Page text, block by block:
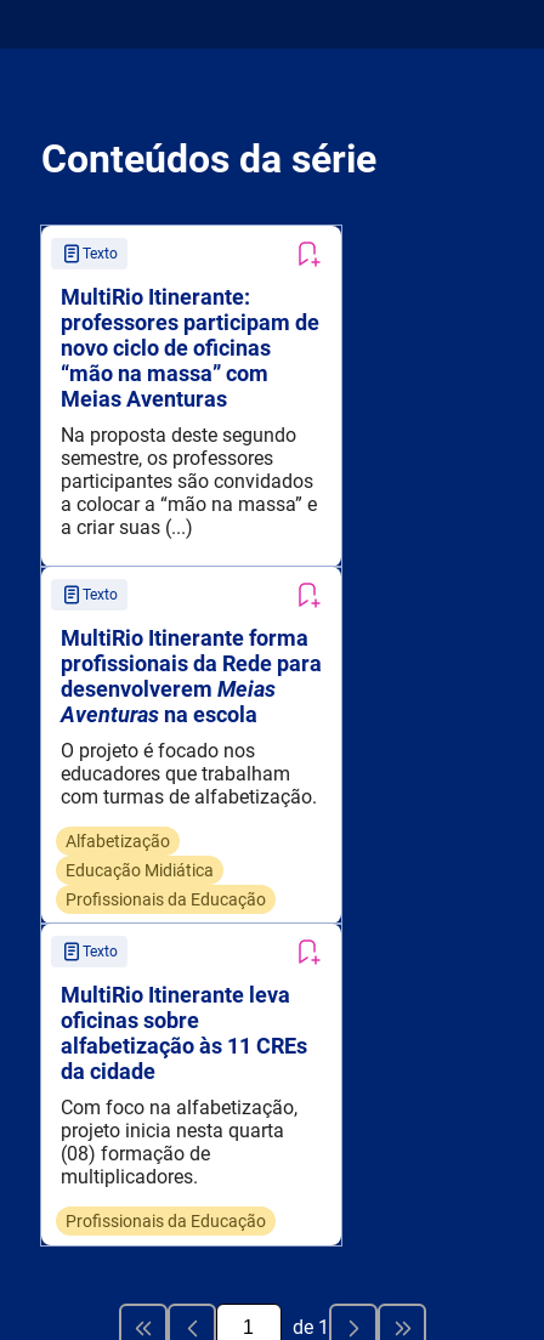
Conteúdos da série
Texto
MultiRio Itinerante:
professores participam de
novo ciclo de oficinas
“mão na massa” com
Meias Aventuras
Na proposta deste segundo
semestre, os professores
participantes são convidados
a colocar a “mão na massa” e
a criar suas (...)
Texto
MultiRio Itinerante forma
profissionais da Rede para
desenvolverem Meias
Aventuras na escola
O projeto é focado nos
educadores que trabalham
com turmas de alfabetização.
Alfabetização
Educação Midiática
Profissionais da Educação
Texto
MultiRio Itinerante leva
oficinas sobre
alfabetização às 11 CREs
da cidade
Com foco na alfabetização,
projeto inicia nesta quarta
(08) formação de
multiplicadores.
Profissionais da Educação
de 1